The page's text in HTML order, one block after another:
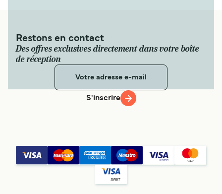
Restons en contact
Des offres exclusives directement dans votre boîte
de réception
S'inscrire